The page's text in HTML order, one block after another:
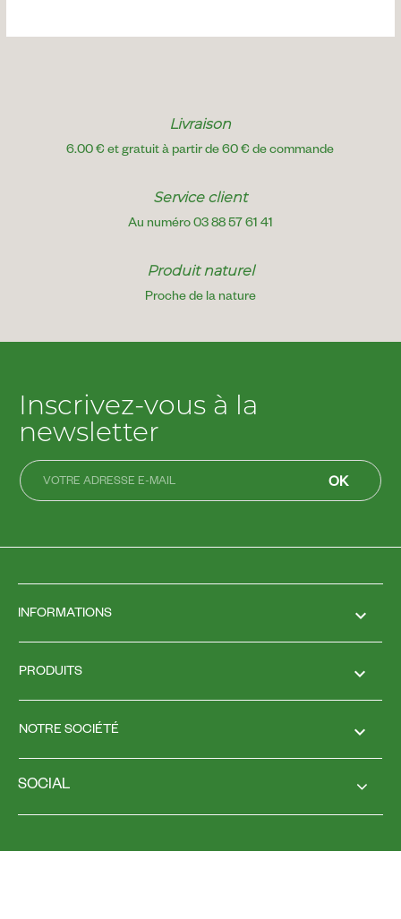
Livraison
6.00 € et gratuit à partir de 60 € de commande
Service client
Au numéro 03 88 57 61 41
Produit naturel
Proche de la nature
Inscrivez-vous à la
newsletter
INFORMATIONS keyboard_arrow_down
PRODUITS 
NOTRE SOCIÉTÉ 
SOCIAL